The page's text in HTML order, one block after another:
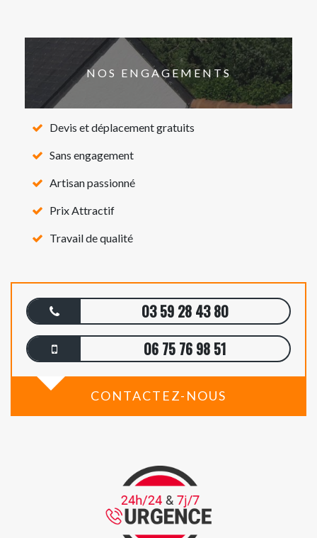
NOS ENGAGEMENTS
Devis et déplacement gratuits
Sans engagement
Artisan passionné
Prix Attractif
Travail de qualité
03 59 28 43 80
06 75 76 98 51
CONTACTEZ-NOUS